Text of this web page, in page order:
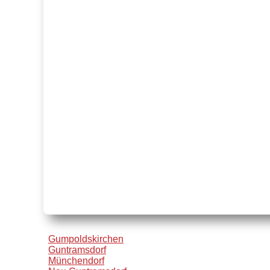
Gumpoldskirchen
Guntramsdorf
Münchendorf